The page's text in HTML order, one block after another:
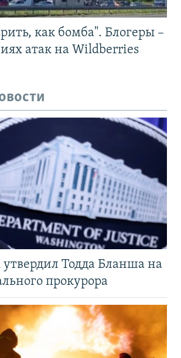
как бомба". Блогеры –
атак на Wildberries
Тодда Бланша на
прокурора